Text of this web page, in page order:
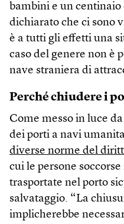
bambini e un
dichiarato che ci sono
è a tutti gli effetti una
caso del genere non è
nave straniera di
Perché chiudere i
Come messo in luce da
dei porti a navi
diverse norme del
cui le persone
trasportate nel porto
salvataggio. “La
implicherebbe